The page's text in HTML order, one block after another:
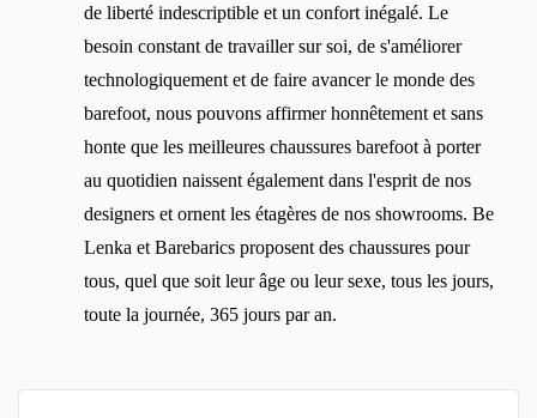
de liberté indescriptible et un confort inégalé. Le
besoin constant de travailler sur soi, de s'améliorer
technologiquement et de faire avancer le monde des
barefoot, nous pouvons affirmer honnêtement et sans
honte que les meilleures chaussures barefoot à porter
au quotidien naissent également dans l'esprit de nos
designers et ornent les étagères de nos showrooms. Be
Lenka et Barebarics proposent des chaussures pour
tous, quel que soit leur âge ou leur sexe, tous les jours,
toute la journée, 365 jours par an.